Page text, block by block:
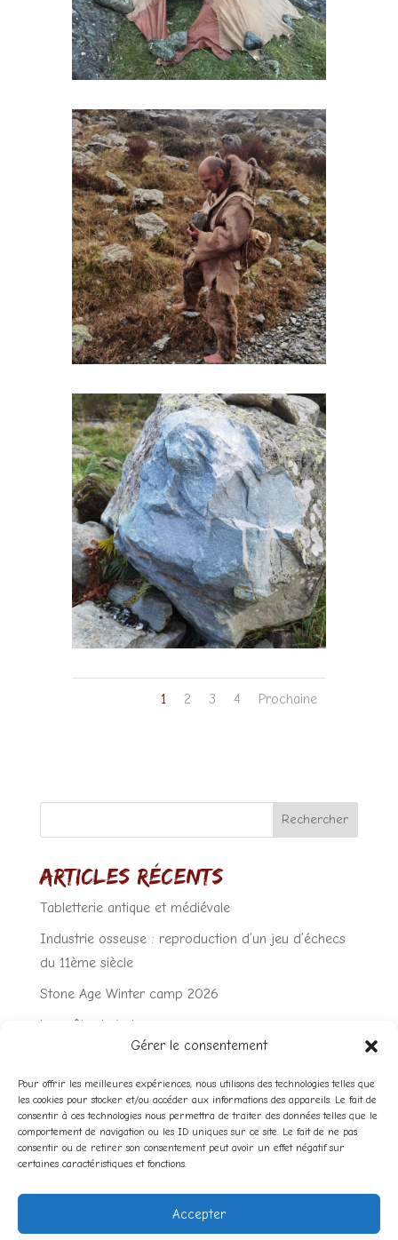
Gérer le consentement
Pour offrir les meilleures expériences, nous utilisons des technologies telles que
les cookies pour stocker et/ou accéder aux informations des appareils. Le fait de
consentir à ces technologies nous permettra de traiter des données telles que le
comportement de navigation ou les ID uniques sur ce site. Le fait de ne pas
consentir ou de retirer son consentement peut avoir un effet négatif sur
certaines caractéristiques et fonctions.
Accepter
1 2 3 4 Prochaine
Rechercher
Articles récents
Tabletterie antique et médiévale
Industrie osseuse : reproduction d’un jeu d’échecs
du 11ème siècle
Stone Age Winter camp 2026
La quête du jade
Commentaires récents
Aucun commentaire à afficher.